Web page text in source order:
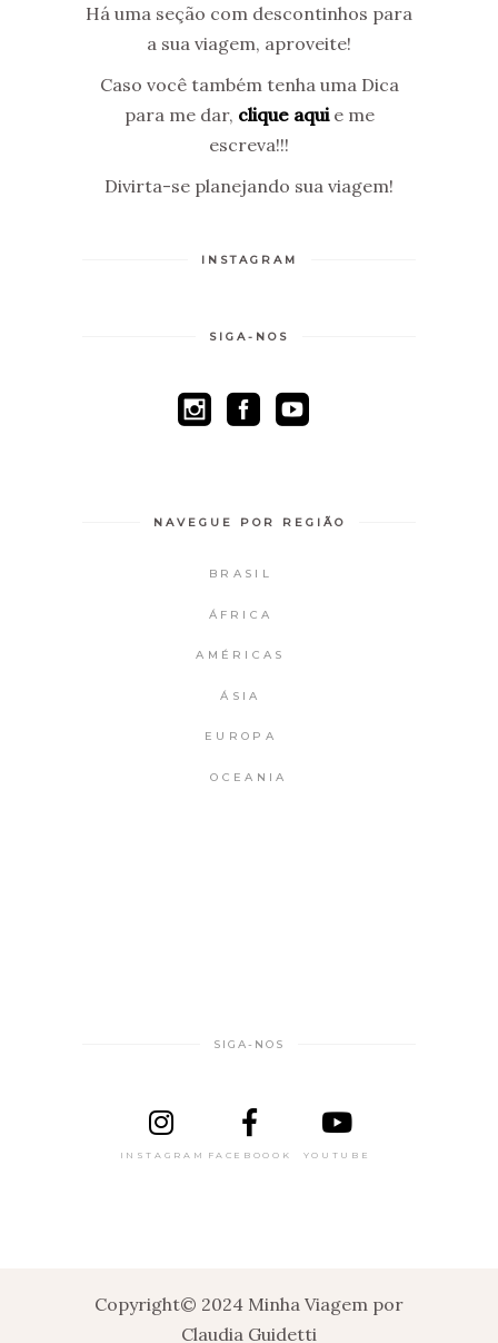
Há uma seção com descontinhos para
a sua viagem, aproveite!
Caso você também tenha uma Dica
para me dar, clique aquie me
escreva!!!
Divirta-se planejando sua viagem!
INSTAGRAM
SIGA-NOS
NAVEGUE POR REGIÃO
BRASIL
ÁFRICA
AMÉRICAS
ÁSIA
EUROPA
OCEANIA
SIGA-NOS
INSTAGRAM FACEBOOOK YOUTUBE
Copyright© 2024 Minha Viagem por
Claudia Guidetti